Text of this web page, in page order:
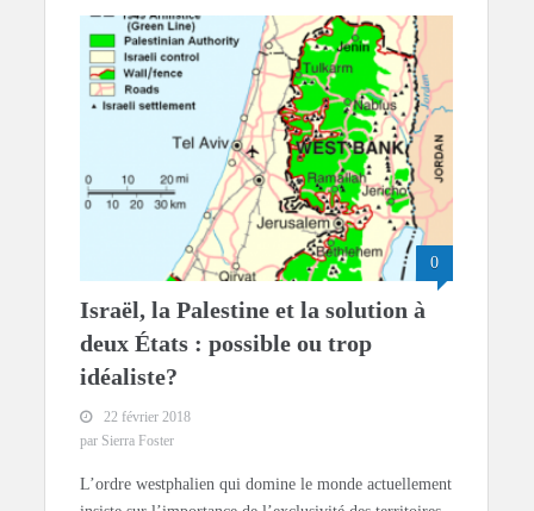
0
Israël, la Palestine et la solution à
deux États : possible ou trop
idéaliste?
22 février 2018
par Sierra Foster
L’ordre westphalien qui domine le monde actuellement